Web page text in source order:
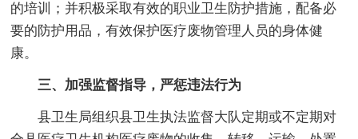
的培训；并积极采取有效的职业卫生防护措施，配备必
要的防护用品，有效保护医疗废物管理人员的身体健
康。
三、加强监督指导，严惩违法行为
县卫生局组织县卫生执法监督大队定期或不定期对